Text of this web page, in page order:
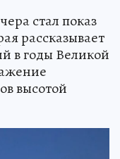
стал показ
рассказывает
в годы Великой
высотой